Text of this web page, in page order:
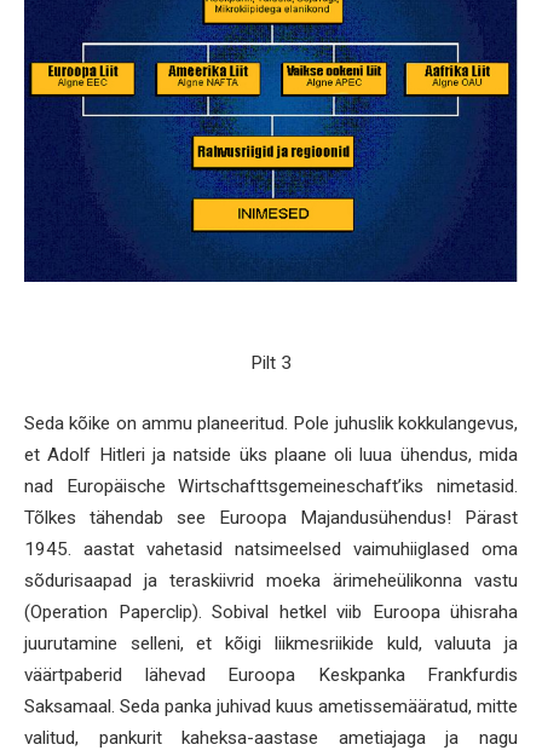
Pilt 3
Seda kõike on ammu planeeritud. Pole juhuslik kokkulangevus,
et Adolf Hitleri ja natside üks plaane oli luua ühendus, mida
nad Europäische Wirtschafttsgemeineschaft’iks nimetasid.
Tõlkes tähendab see Euroopa Majandusühendus! Pärast
1945. aastat vahetasid natsimeelsed vaimuhiiglased oma
sõdurisaapad ja teraskiivrid moeka ärimeheülikonna vastu
(Operation Paperclip). Sobival hetkel viib Euroopa ühisraha
juurutamine selleni, et kõigi liikmesriikide kuld, valuuta ja
väärtpaberid lähevad Euroopa Keskpanka Frankfurdis
Saksamaal. Seda panka juhivad kuus ametissemääratud, mitte
valitud, pankurit kaheksa-aastase ametiajaga ja nagu